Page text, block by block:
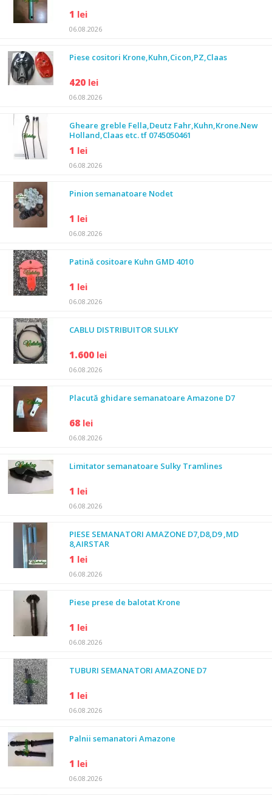
1 lei
06.08.2026
Piese cositori Krone,Kuhn,Cicon,PZ,Claas
420 lei
06.08.2026
Gheare greble Fella,Deutz Fahr,Kuhn,Krone.New
Holland,Claas etc. tf 0745050461
1 lei
06.08.2026
Pinion semanatoare Nodet
1 lei
06.08.2026
Patină cositoare Kuhn GMD 4010
1 lei
06.08.2026
CABLU DISTRIBUITOR SULKY
1.600 lei
06.08.2026
Placută ghidare semanatoare Amazone D7
68 lei
06.08.2026
Limitator semanatoare Sulky Tramlines
1 lei
06.08.2026
PIESE SEMANATORI AMAZONE D7,D8,D9 ,MD
8,AIRSTAR
1 lei
06.08.2026
Piese prese de balotat Krone
1 lei
06.08.2026
TUBURI SEMANATORI AMAZONE D7
1 lei
06.08.2026
Palnii semanatori Amazone
1 lei
06.08.2026